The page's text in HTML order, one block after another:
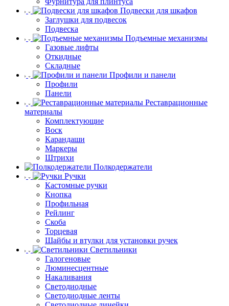
Подвески для шкафов
Заглушки для подвесок
Подвеска
Подъемные механизмы
Газовые лифты
Откидные
Складные
Профили и панели
Профили
Панели
Реставрационные
материалы
Комплектующие
Воск
Карандаши
Маркеры
Штрихи
Полкодержатели
Ручки
Кастомные ручки
Кнопка
Профильная
Рейлинг
Скоба
Торцевая
Шайбы и втулки для установки ручек
Светильники
Галогеновые
Люминесцентные
Накаливания
Светодиодные
Светодиодные ленты